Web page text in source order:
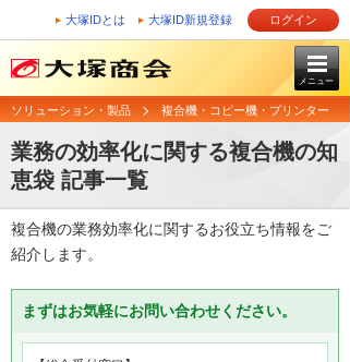
大塚IDとは 大塚ID新規登録 ログイン
メニュー
ソリューション・製品 複合機・コピー機・プリンター
業務の効率化に関する複合機の知
恵袋 記事一覧
複合機の業務効率化に関するお役立ち情報をご
紹介します。
まずはお気軽にお問い合わせください。